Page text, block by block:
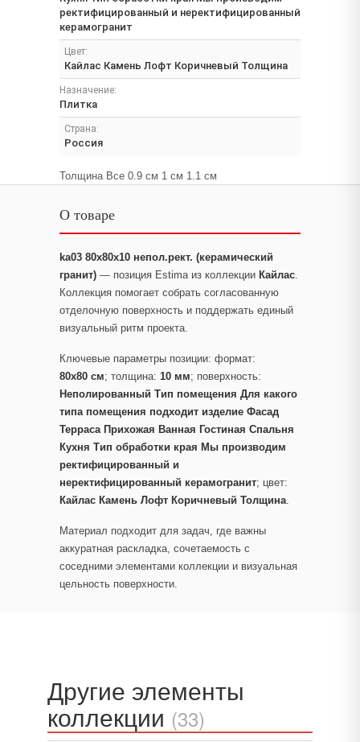
ректифицированный и неректифицированный
керамогранит
Цвет:
Кайлас Камень Лофт Коричневый Толщина
Назначение:
Плитка
Страна:
Россия
Толщина Все 0.9 см 1 см 1.1 см
О товаре
ka03 80x80x10 непол.рект. (керамический
гранит) — позиция Estima из коллекции Кайлас.
Коллекция помогает собрать согласованную
отделочную поверхность и поддержать единый
визуальный ритм проекта.
Ключевые параметры позиции: формат:
80x80 см; толщина: 10 мм; поверхность:
Неполированный Тип помещения Для какого
типа помещения подходит изделие Фасад
Терраса Прихожая Ванная Гостиная Спальня
Кухня Тип обработки края Мы производим
ректифицированный и
неректифицированный керамогранит; цвет:
Кайлас Камень Лофт Коричневый Толщина.
Материал подходит для задач, где важны
аккуратная раскладка, сочетаемость с
соседними элементами коллекции и визуальная
цельность поверхности.
Другие элементы
коллекции (33)